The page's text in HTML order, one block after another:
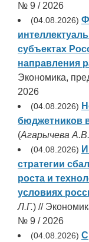
№ 9 / 2026
(04.08.2026)
субъектах
направления
Экономика,
2026
(04.08.2026)
бюджетников
(Агарычева А.В.
(04.08.2026)
стратегии
роста и
условиях
Л.Г.) //
№ 9 / 2026
(04.08.2026)